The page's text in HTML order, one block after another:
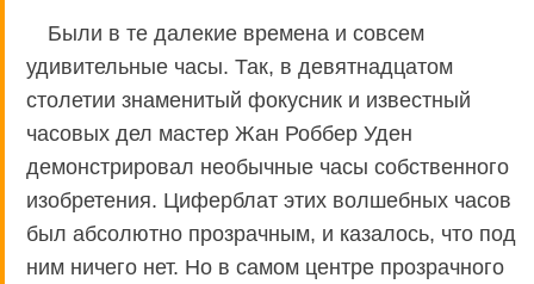
Были в те далекие времена и совсем
удивительные часы. Так, в девятнадцатом
столетии знаменитый фокусник и известный
часовых дел мастер Жан Роббер Уден
демонстрировал необычные часы собственного
изобретения. Циферблат этих волшебных часов
был абсолютно прозрачным, и казалось, что под
ним ничего нет. Но в самом центре прозрачного